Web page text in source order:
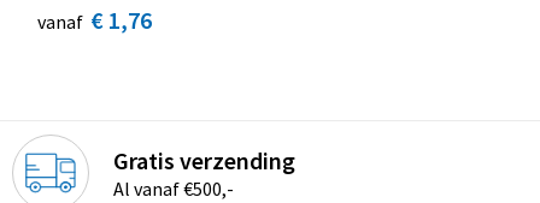
vanaf € 1,76
Gratis verzending
Al vanaf €500,-